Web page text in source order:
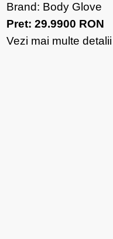
Brand: Body Glove
Pret: 29.9900 RON
Vezi mai multe